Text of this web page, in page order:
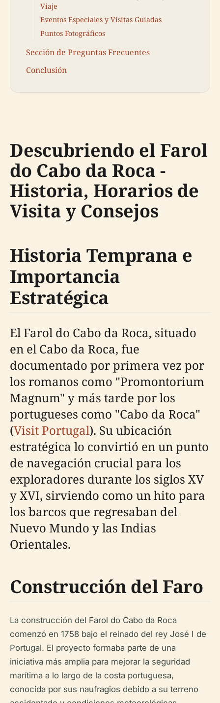
Viaje
Eventos Especiales y Visitas Guiadas
Puntos Fotográficos
Sección de Preguntas Frecuentes
Conclusión
Descubriendo el Farol
do Cabo da Roca -
Historia, Horarios de
Visita y Consejos
Historia Temprana e
Importancia
Estratégica
El Farol do Cabo da Roca, situado
en el Cabo da Roca, fue
documentado por primera vez por
los romanos como "Promontorium
Magnum" y más tarde por los
portugueses como "Cabo da Roca"
(Visit Portugal). Su ubicación
estratégica lo convirtió en un punto
de navegación crucial para los
exploradores durante los siglos XV
y XVI, sirviendo como un hito para
los barcos que regresaban del
Nuevo Mundo y las Indias
Orientales.
Construcción del Faro
La construcción del Farol do Cabo da Roca
comenzó en 1758 bajo el reinado del rey José I de
Portugal. El proyecto formaba parte de una
iniciativa más amplia para mejorar la seguridad
marítima a lo largo de la costa portuguesa,
conocida por sus naufragios debido a su terreno